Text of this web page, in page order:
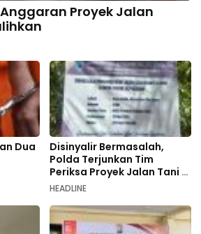
Proyek Jalan
Dua
Disinyalir Bermasalah,
Polda Terjunkan Tim
Periksa Proyek Jalan Tani di
Galala
HEADLINE